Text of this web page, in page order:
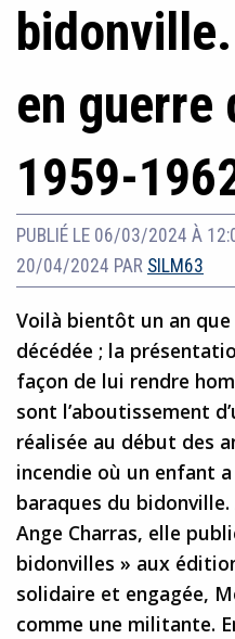
en guerre
1959-
PUBLIÉ LE 06/03/2024 À
20/04/2024 PAR SILM63
Voilà bientôt un an
décédée ; la
façon de lui rendre
sont l’aboutissement
réalisée au début des
incendie où un enfant
baraques du bidonville.
Ange Charras, elle
bidonvilles » aux
solidaire et engagée,
comme une militante.